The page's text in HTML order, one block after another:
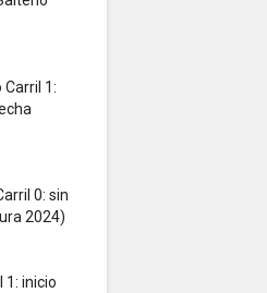
Carril 1:
0: sin
2024)
1: inicio